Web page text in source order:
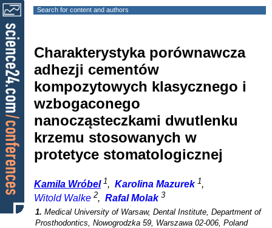
Search for content and authors
Charakterystyka porównawcza
adhezji cementów
kompozytowych klasycznego i
wzbogaconego
nanocząsteczkami dwutlenku
krzemu stosowanych w
protetyce stomatologicznej
Kamila Wróbel 1, Karolina Mazurek 1,
Witold Walke 2, Rafal Molak 3
1. Medical University of Warsaw, Dental Institute, Department of
Prosthodontics, Nowogrodzka 59, Warszawa 02-006, Poland